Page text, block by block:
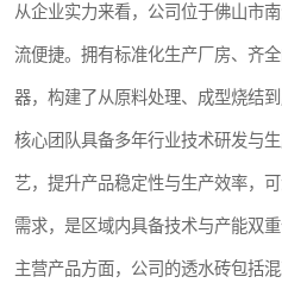
从企业实力来看，公司位于佛山市
流便捷。拥有标准化生产厂房、齐
器，构建了从原料处理、成型烧结
核心团队具备多年行业技术研发与
艺，提升产品稳定性与生产效率，
需求，是区域内具备技术与产能双重
主营产品方面，公司的透水砖包括